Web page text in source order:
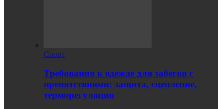
Спорт
Требования к одежде для забегов с
препятствиями: защита, сцепление,
терморегуляция